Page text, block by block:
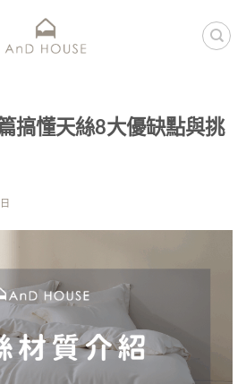
搞懂天絲8大優缺點與挑